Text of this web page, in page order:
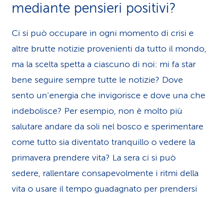
mediante pensieri positivi?
Ci si può occupare in ogni momento di crisi e
altre brutte notizie provenienti da tutto il mondo,
ma la scelta spetta a ciascuno di noi: mi fa star
bene seguire sempre tutte le notizie? Dove
sento un'energia che invigorisce e dove una che
indebolisce? Per esempio, non è molto più
salutare andare da soli nel bosco e sperimentare
come tutto sia diventato tranquillo o vedere la
primavera prendere vita? La sera ci si può
sedere, rallentare consapevolmente i ritmi della
vita o usare il tempo guadagnato per prendersi